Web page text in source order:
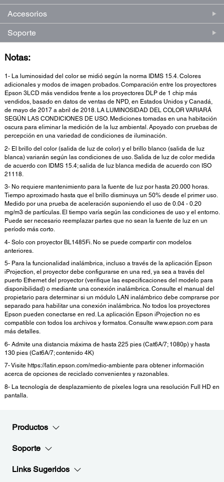
Accesorios
Soporte
Notas:
1- La luminosidad del color se midió según la norma IDMS 15.4. Colores
adicionales y modos de imagen probados. Comparación entre los proyectores
Epson 3LCD más vendidos frente a los proyectores DLP de 1 chip más
vendidos, basado en datos de ventas de NPD, en Estados Unidos y Canadá,
de mayo de 2017 a abril de 2018. LA LUMINOSIDAD DEL COLOR VARIARÁ
SEGÚN LAS CONDICIONES DE USO. Mediciones tomadas en una habitación
oscura para eliminar la medición de la luz ambiental. Apoyado con pruebas de
percepción en una variedad de condiciones de iluminación.
2- El brillo del color (salida de luz de color) y el brillo blanco (salida de luz
blanca) variarán según las condiciones de uso. Salida de luz de color medida
de acuerdo con IDMS 15.4; salida de luz blanca medida de acuerdo con ISO
21118.
3- No requiere mantenimiento para la fuente de luz por hasta 20.000 horas.
Tiempo aproximado hasta que el brillo disminuya un 50% desde el primer uso.
Medido por una prueba de aceleración suponiendo el uso de 0.04 - 0.20
mg/m3 de partículas. El tiempo varía según las condiciones de uso y el entorno.
Puede ser necesario reemplazar partes que no sean la fuente de luz en un
período más corto.
4- Solo con proyector BL1485Fi. No se puede compartir con modelos
anteriores.
5- Para la funcionalidad inalámbrica, incluso a través de la aplicación Epson
iProjection, el proyector debe configurarse en una red, ya sea a través del
puerto Ethernet del proyector (verifique las especificaciones del modelo para
disponibilidad) o mediante una conexión inalámbrica. Consulte el manual del
propietario para determinar si un módulo LAN inalámbrico debe comprarse por
separado para habilitar una conexión inalámbrica. No todos los proyectores
Epson pueden conectarse en red. La aplicación Epson iProjection no es
compatible con todos los archivos y formatos. Consulte www.epson.com para
más detalles.
6- Admite una distancia máxima de hasta 225 pies (Cat6A/7; 1080p) y hasta
130 pies (Cat6A/7; contenido 4K)
7- Visite https://latin.epson.com/medio-ambiente para obtener información
acerca de opciones de reciclado convenientes y razonables.
8- La tecnología de desplazamiento de píxeles logra una resolución Full HD en
pantalla.
Productos
Soporte
Links Sugeridos